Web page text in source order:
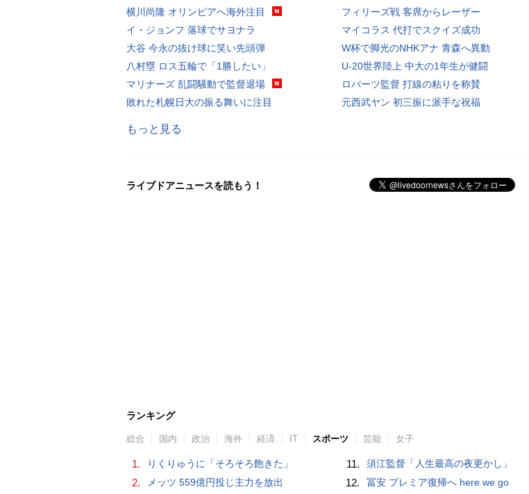
横川尚隆 オリンピアへ海外注目
イ・ジョンフ 落球でサヨナラ
大谷 今永の抜け球に笑い先頭弾
八村塁 ロス五輪で「1勝したい」
マリナーズ 乱闘騒動で監督退場
敗れた札幌日大の振る舞いに注目
フィリーズ戦 客席からレーザー
マイコラス 代打でスクイズ成功
W杯で脚光のNHKアナ 青森へ異動
U-20世界陸上 中大の1年生が健闘
ロバーツ監督 打線の粘りを称賛
元西武ヤン 初三振に派手な祝福
もっと見る
ライブドアニュースを読もう！
ランキング
総合 国内 政治 海外 経済 IT スポーツ 芸能 女子
1. りくりゅうに「そろそろ飽きた」
2. メッツ 559億円投じ主力を放出
11. 須江監督「人生最高の夜更かし」
12. 冨安 プレミア復帰へ here we go